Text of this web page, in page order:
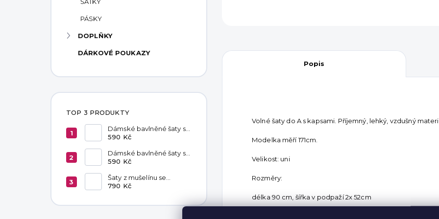
PÁSKY
DOPLŇKY
DÁRKOVÉ POUKAZY
TOP 3 PRODUKTY
Dámské bavlněné šaty s
kapsami Red
590 Kč
Dámské bavlněné šaty s
kapsami Chocolate
590 Kč
Šaty z mušelínu se
zavazováním v pase
790 Kč
Popis
Volné šaty do A s kapsami. Příjemný, lehký, vzdušný
Modelka měří 171cm.
Velikost: uni
Rozměry:
délka 90 cm, šířka v podpaží 2x 52cm